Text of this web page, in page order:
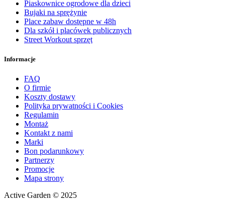
Piaskownice ogrodowe dla dzieci
Bujaki na sprężynie
Place zabaw dostępne w 48h
Dla szkół i placówek publicznych
Street Workout sprzęt
Informacje
FAQ
O firmie
Koszty dostawy
Polityka prywatności i Cookies
Regulamin
Montaż
Kontakt z nami
Marki
Bon podarunkowy
Partnerzy
Promocje
Mapa strony
Active Garden © 2025